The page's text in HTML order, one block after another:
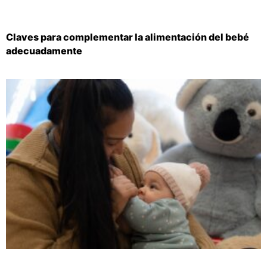
Claves para complementar la alimentación del bebé
adecuadamente